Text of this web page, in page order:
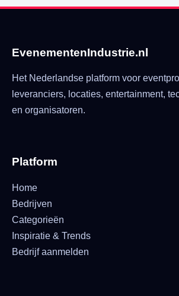
EvenementenIndustrie.nl
Het Nederlandse platform voor
leveranciers, locaties, entertainment,
en organisatoren.
Platform
Home
Bedrijven
Categorieën
Inspiratie & Trends
Bedrijf aanmelden